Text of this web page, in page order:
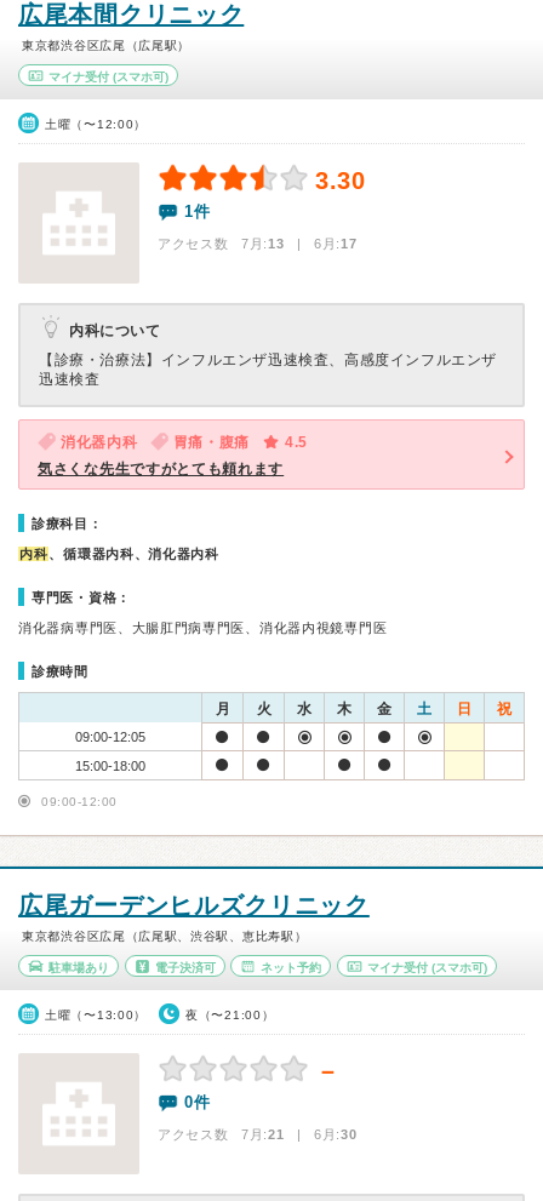
広尾本間クリニック
東京都渋谷区広尾（広尾駅）
マイナ受付 (スマホ可)
土曜（〜12:00）
3.30
1件
アクセス数 7月:13 | 6月:17
内科について
【診療・治療法】 インフルエンザ迅速検査、高感度インフルエンザ
迅速検査
消化器内科 胃痛・腹痛
4.5
気さくな先生ですがとても頼れます
診療科目：
内科、循環器内科、消化器内科
専門医・資格：
消化器病専門医、大腸肛門病専門医、消化器内視鏡専門医
診療時間
月 火 水 木 金 土 日 祝
09:00-12:05
15:00-18:00
09:00-12:00
広尾ガーデンヒルズクリニック
東京都渋谷区広尾（広尾駅、渋谷駅、恵比寿駅）
駐車場あり 電子決済可 ネット予約 マイナ受付 (スマホ可)
土曜（〜13:00） 夜（〜21:00）
－
0件
アクセス数 7月:21 | 6月:30